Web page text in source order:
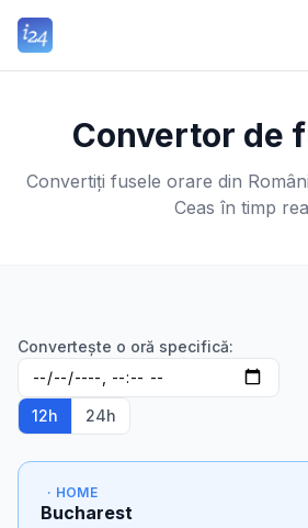
Convertor de
Convertiți fusele orare din
Ceas în timp
Convertește o oră specifică:
12h 24h
· HOME
Bucharest